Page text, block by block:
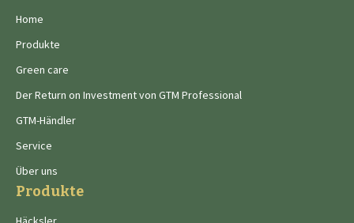
Home
Produkte
Green care
Der Return on Investment von GTM Professional
GTM-Händler
Service
Über uns
Produkte